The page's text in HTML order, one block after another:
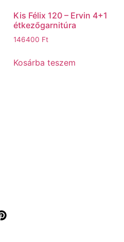
Kis Félix 120 – Ervin 4+1
étkezőgarnitúra
146400 Ft
Kosárba teszem